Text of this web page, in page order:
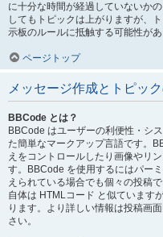
に十分な時間が経過していないか
してもトピックは上がりますが、
示板のルールに抵触する可能性があ
ページトップ
メッセージ作成とトピッ
BBCode とは？
BBCode はユーザーの利便性・シ
た簡単なマークアップ言語です。
えをコントロールしたり画像やリ
す。BBCode を使用するにはパー
えられている場合でも個々の投稿
自体は HTMLコード と似ています
ります。より詳しい情報は投稿画
さい。